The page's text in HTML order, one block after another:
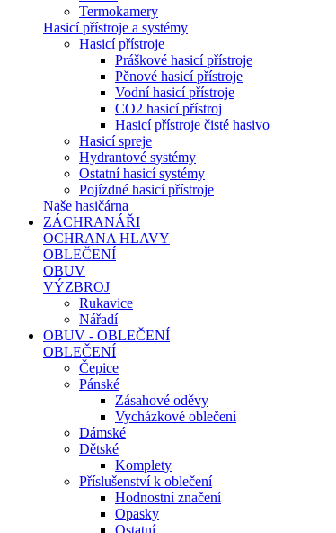
Termokamery
Hasicí přístroje a systémy
Hasicí přístroje
Práškové hasicí přístroje
Pěnové hasicí přístroje
Vodní hasicí přístroje
CO2 hasicí přístroj
Hasicí přístroje čisté hasivo
Hasicí spreje
Hydrantové systémy
Ostatní hasicí systémy
Pojízdné hasicí přístroje
Naše hasičárna
ZÁCHRANÁŘI
OCHRANA HLAVY
OBLEČENÍ
OBUV
VÝZBROJ
Rukavice
Nářadí
OBUV - OBLEČENÍ
OBLEČENÍ
Čepice
Pánské
Zásahové oděvy
Vycházkové oblečení
Dámské
Dětské
Komplety
Příslušenství k oblečení
Hodnostní značení
Opasky
Ostatní